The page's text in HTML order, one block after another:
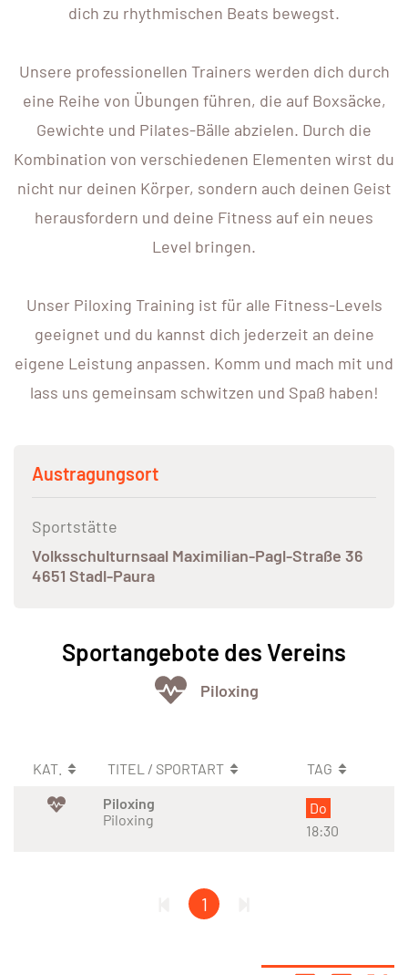
dich zu rhythmischen Beats bewegst.
Unsere professionellen Trainers werden dich durch
eine Reihe von Übungen führen, die auf Boxsäcke,
Gewichte und Pilates-Bälle abzielen. Durch die
Kombination von verschiedenen Elementen wirst du
nicht nur deinen Körper, sondern auch deinen Geist
herausfordern und deine Fitness auf ein neues
Level bringen.
Unser Piloxing Training ist für alle Fitness-Levels
geeignet und du kannst dich jederzeit an deine
eigene Leistung anpassen. Komm und mach mit und
lass uns gemeinsam schwitzen und Spaß haben!
Austragungsort
Sportstätte
Volksschulturnsaal Maximilian-Pagl-Straße 36
4651 Stadl-Paura
Sportangebote des Vereins
Piloxing
KAT. TITEL / SPORTART
TAG
Piloxing
Piloxing
Do
18:30
1